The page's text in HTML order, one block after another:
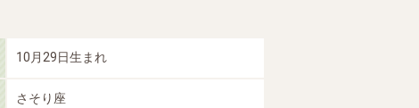
10月29日生まれ
さそり座